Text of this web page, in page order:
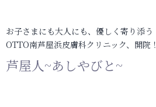
お子さまにも大人にも、優しく寄り添う
OTTO南芦屋浜皮膚科クリニック、開院！
芦屋人~あしやびと~